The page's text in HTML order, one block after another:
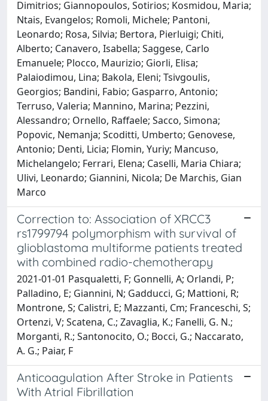
Dimitrios; Giannopoulos, Sotirios; Kosmidou, Maria;
Ntais, Evangelos; Romoli, Michele; Pantoni,
Leonardo; Rosa, Silvia; Bertora, Pierluigi; Chiti,
Alberto; Canavero, Isabella; Saggese, Carlo
Emanuele; Plocco, Maurizio; Giorli, Elisa;
Palaiodimou, Lina; Bakola, Eleni; Tsivgoulis,
Georgios; Bandini, Fabio; Gasparro, Antonio;
Terruso, Valeria; Mannino, Marina; Pezzini,
Alessandro; Ornello, Raffaele; Sacco, Simona;
Popovic, Nemanja; Scoditti, Umberto; Genovese,
Antonio; Denti, Licia; Flomin, Yuriy; Mancuso,
Michelangelo; Ferrari, Elena; Caselli, Maria Chiara;
Ulivi, Leonardo; Giannini, Nicola; De Marchis, Gian
Marco
Correction to: Association of XRCC3
rs1799794 polymorphism with survival of
glioblastoma multiforme patients treated
with combined radio-chemotherapy
2021-01-01 Pasqualetti, F; Gonnelli, A; Orlandi, P;
Palladino, E; Giannini, N; Gadducci, G; Mattioni, R;
Montrone, S; Calistri, E; Mazzanti, Cm; Franceschi, S;
Ortenzi, V; Scatena, C.; Zavaglia, K.; Fanelli, G. N.;
Morganti, R.; Santonocito, O.; Bocci, G.; Naccarato,
A. G.; Paiar, F
Anticoagulation After Stroke in Patients
With Atrial Fibrillation